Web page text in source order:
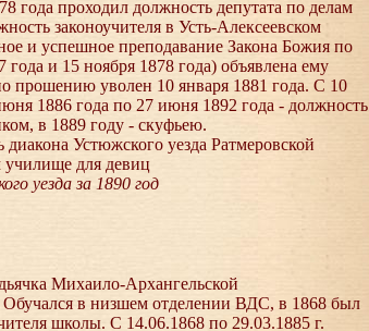
года проходил должность депутата по делам
законоучителя в Усть-Алексеевском
и успешное преподавание Закона Божия по
и 15 ноября 1878 года) объявлена ему
прошению уволен 10 января 1881 года. С 10
1886 года по 27 июня 1892 года - должность
в 1889 году - скуфьею.
диакона Устюжского уезда Ратмеровской
для девиц
уезда за 1890 год
Михаило-Архангельской
Обучался в низшем отделении ВДС, в 1868 был
школы. С 14.06.1868 по 29.03.1885 г.